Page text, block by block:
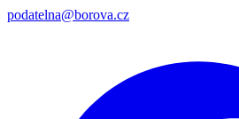
podatelna@borova.cz